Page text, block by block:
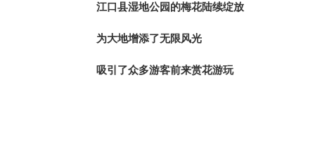
江口县湿地公园的梅花陆续绽放
为大地增添了无限风光
吸引了众多游客前来赏花游玩